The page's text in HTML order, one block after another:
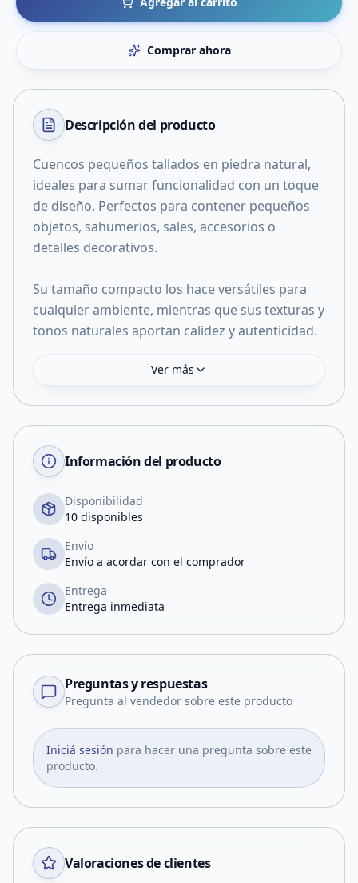
Comprar ahora
Descripción del producto
Cuencos pequeños tallados en piedra natural,
ideales para sumar funcionalidad con un toque
de diseño. Perfectos para contener pequeños
objetos, sahumerios, sales, accesorios o
detalles decorativos.
Su tamaño compacto los hace versátiles para
cualquier ambiente, mientras que sus texturas y
tonos naturales aportan calidez y autenticidad.
Ver más
Información del producto
Disponibilidad
10 disponibles
Envío
Envío a acordar con el comprador
Entrega
Entrega inmediata
Preguntas y respuestas
Pregunta al vendedor sobre este producto
Iniciá sesión para hacer una pregunta sobre este
producto.
Valoraciones de clientes